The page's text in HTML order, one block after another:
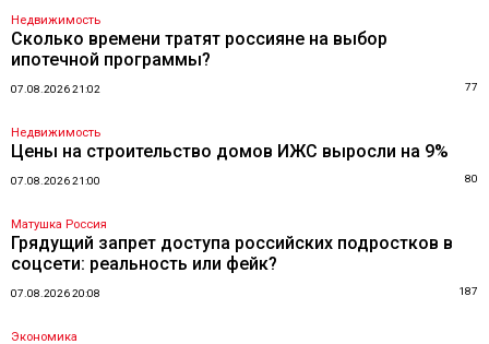
Недвижимость
Сколько времени тратят россияне на выбор
ипотечной программы?
07.08.2026 21:02 77
Недвижимость
Цены на строительство домов ИЖС выросли на 9%
07.08.2026 21:00 80
Матушка Россия
Грядущий запрет доступа российских подростков в
соцсети: реальность или фейк?
07.08.2026 20:08 187
Экономика